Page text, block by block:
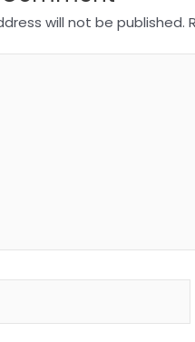
will not be published.